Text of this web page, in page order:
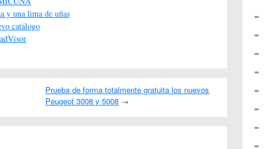
y una lima de uñas
catálogo
Prueba de forma totalmente gratuita los nuevos
Peugeot 3008 y 5008 →